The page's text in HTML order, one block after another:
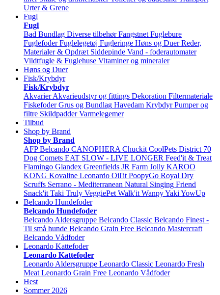
Urter & Grene
Fugl
Fugl
Bad Bundlag Diverse tilbehør Fangstnet Fuglebure
Fuglefoder Fuglelegetøj Fugleringe Høns og Duer Reder,
Materialer & Opdræt Siddepinde Vand - foderautomater
Vildtfugle & Fuglehuse Vitaminer og mineraler
Høns og Duer
Fisk/Krybdyr
Fisk/Krybdyr
Akvarier Akvarieudstyr og fittings Dekoration Filtermateriale
Fiskefoder Grus og Bundlag Havedam Krybdyr Pumper og
filtre Skildpadder Varmelegemer
Tilbud
Shop by Brand
Shop by Brand
AFP Belcando CANOPHERA Chuckit CoolPets District 70
Dog Comets EAT SLOW - LIVE LONGER Feed'it & Treat
Flamingo Glandex Greenfields JR Farm Jolly KAROO
KONG Kovaline Leonardo Oil'it PoopyGo Royal Dry
Scruffs Serrano - Mediterranean Natural Singing Friend
Snack'it Taki Truly VeggiePet Walk'it WanpyYaki YowUp
Belcando Hundefoder
Belcando Hundefoder
Belcando Aldersgruppe Belcando Classic Belcando Finest -
Til små hunde Belcando Grain Free Belcando Mastercraft
Belcando Vådfoder
Leonardo Kattefoder
Leonardo Kattefoder
Leonardo Aldersgruppe Leonardo Classic Leonardo Fresh
Meat Leonardo Grain Free Leonardo Vådfoder
Hest
Sommer 2026